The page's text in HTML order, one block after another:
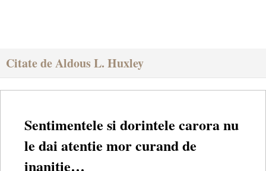
Citate de Aldous L. Huxley
Sentimentele si dorintele carora nu
le dai atentie mor curand de
inanitie…